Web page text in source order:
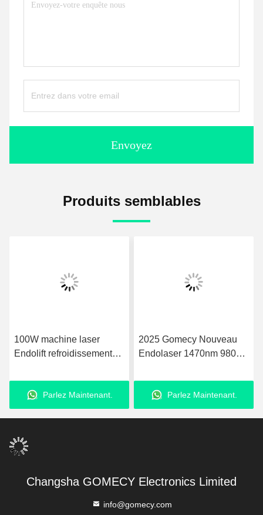
Envoyez
Produits semblables
2025 Gomecy Nouveau
Endolaser 1470nm 980nm
Lifting Facial et
LiposuccionParlez Maintenant.
635nm 980nm 1470nm
EndoLaser Lipolyse du
Microchirurgie Réduction
de la graisse Contourage
du corps et étirement de la
Parlez Maintenant.
Changsha GOMECY Electronics Limited
info@gomecy.com